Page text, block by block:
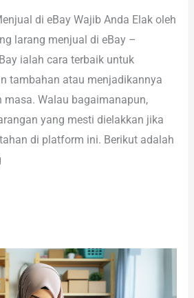
di eBay Wajib Anda Elak oleh
larang menjual di eBay –
ialah cara terbaik untuk
tambahan atau menjadikannya
masa. Walau bagaimanapun,
yang mesti dielakkan jika
di platform ini. Berikut adalah